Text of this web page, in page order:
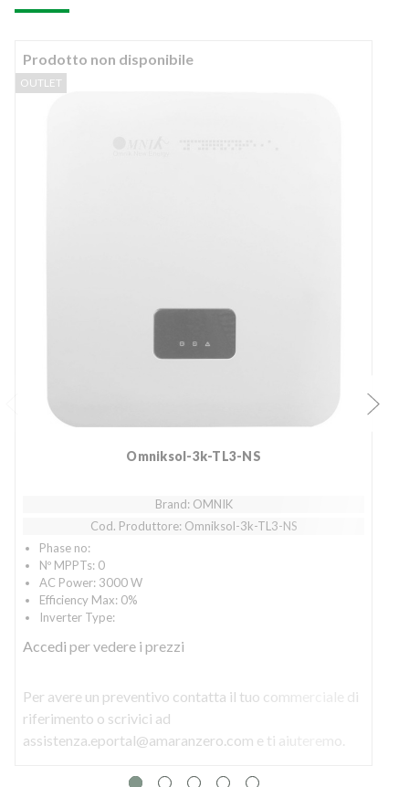
Prodotto non disponibile
OUTLET
Omniksol-3k-TL3-NS
Brand: OMNIK
Cod. Produttore: Omniksol-3k-TL3-NS
Phase no:
Nº MPPTs: 0
AC Power: 3000 W
Efficiency Max: 0%
Inverter Type:
Accedi per vedere i prezzi
Per avere un preventivo contatta il tuo commerciale di
riferimento o scrivici ad
assistenza.eportal@amaranzero.com e ti aiuteremo.